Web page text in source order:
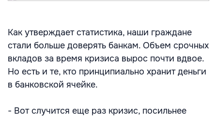
Как утверждает статистика, наши граждане
стали больше доверять банкам. Объем срочных
вкладов за время кризиса вырос почти вдвое.
Но есть и те, кто принципиально хранит деньги
в банковской ячейке.
- Вот случится еще раз кризис, посильнее